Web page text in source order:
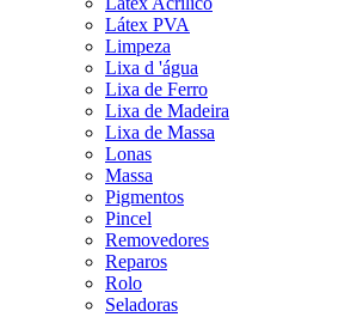
Látex PVA
Limpeza
Lixa d 'água
Lixa de Ferro
Lixa de Madeira
Lixa de Massa
Lonas
Massa
Pigmentos
Pincel
Removedores
Reparos
Rolo
Seladoras